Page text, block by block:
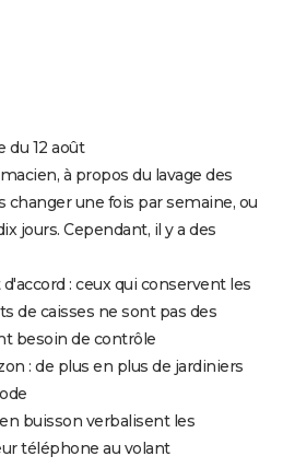
du 12 août
à propos du lavage des
changer une fois par semaine, ou
jours. Cependant, il y a des
: ceux qui conservent les
de caisses ne sont pas des
besoin de contrôle
: de plus en plus de jardiniers
buisson verbalisent les
téléphone au volant